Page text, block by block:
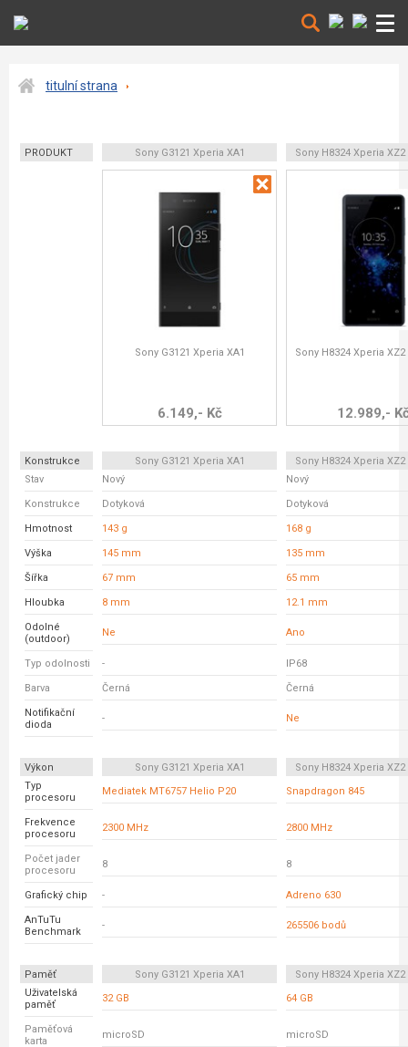
titulní strana
PRODUKT Sony G3121 Xperia XA1 Sony H8324 Xperia
Sony G3121 Xperia XA1
6.149,- Kč
Sony H8324 Xperia
12.989,-
Konstrukce Sony G3121 Xperia XA1
Sony H8324 Xperia
Stav
Nový Nový
Konstrukce Dotyková Dotyková
Hmotnost 143 g 168 g
Výška 145 mm 135 mm
Šířka 67 mm 65 mm
Hloubka 8 mm 12.1 mm
Odolné
(outdoor)
Ne Ano
Typ odolnosti - IP68
Barva Černá Černá
Notifikační
dioda
- Ne
Výkon Sony G3121 Xperia XA1
Sony H8324 Xperia
Typ
procesoru
Mediatek MT6757 Helio P20 Snapdragon 845
Frekvence
procesoru
2300 MHz 2800 MHz
Počet jader
procesoru
8 8
Grafický chip - Adreno 630
AnTuTu
Benchmark
- 265506 bodů
Paměť Sony G3121 Xperia XA1
Sony H8324 Xperia
Uživatelská
paměť
32 GB 64 GB
Paměťová
karta
microSD microSD